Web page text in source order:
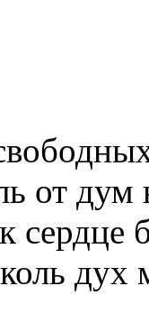
от дум
сердце
дух